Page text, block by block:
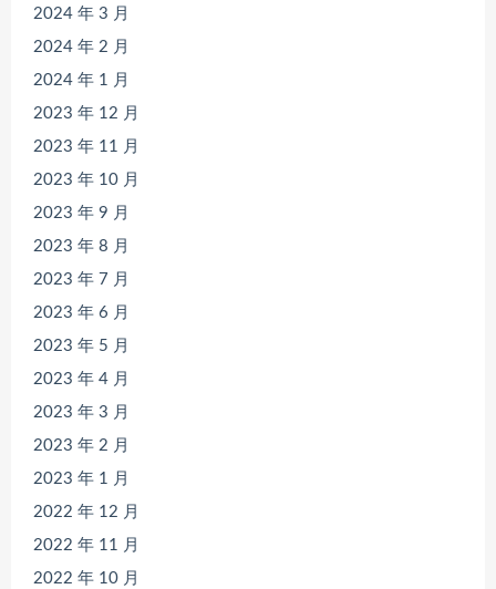
2024 年 3 月
2024 年 2 月
2024 年 1 月
2023 年 12 月
2023 年 11 月
2023 年 10 月
2023 年 9 月
2023 年 8 月
2023 年 7 月
2023 年 6 月
2023 年 5 月
2023 年 4 月
2023 年 3 月
2023 年 2 月
2023 年 1 月
2022 年 12 月
2022 年 11 月
2022 年 10 月